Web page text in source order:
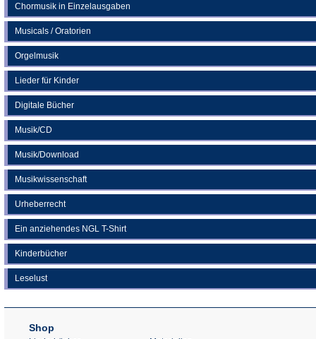
Chormusik in Einzelausgaben
Musicals / Oratorien
Orgelmusik
Lieder für Kinder
Digitale Bücher
Musik/CD
Musik/Download
Musikwissenschaft
Urheberrecht
Ein anziehendes NGL T-Shirt
Kinderbücher
Leselust
Shop